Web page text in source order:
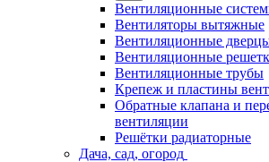
Вентиляционные
Вентиляторы вытяжные
Вентиляционные
Вентиляционные
Вентиляционные трубы
Крепеж и пластины
Обратные клапана и
вентиляции
Решётки радиаторные
Дача, сад, огород